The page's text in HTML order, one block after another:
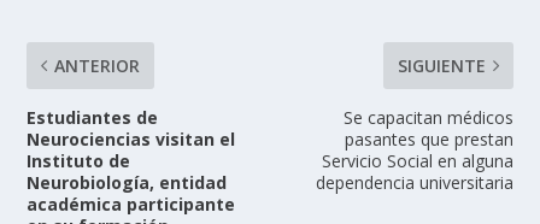
ANTERIOR
Estudiantes de
Neurociencias visitan el
Instituto de
Neurobiología, entidad
académica participante
SIGUIENTE
Se capacitan médicos
pasantes que prestan
Servicio Social en alguna
dependencia universitaria